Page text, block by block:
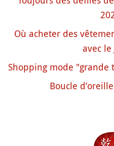
Où acheter des
avec le
Shopping mode "grande
Boucle